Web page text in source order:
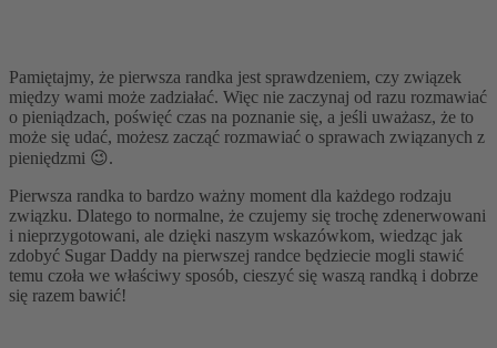
Pamiętajmy, że pierwsza randka jest sprawdzeniem, czy związek
między wami może zadziałać. Więc nie zaczynaj od razu rozmawiać
o pieniądzach, poświęć czas na poznanie się, a jeśli uważasz, że to
może się udać, możesz zacząć rozmawiać o sprawach związanych z
pieniędzmi 😉.
Pierwsza randka to bardzo ważny moment dla każdego rodzaju
związku. Dlatego to normalne, że czujemy się trochę zdenerwowani
i nieprzygotowani, ale dzięki naszym wskazówkom, wiedząc jak
zdobyć Sugar Daddy na pierwszej randce będziecie mogli stawić
temu czoła we właściwy sposób, cieszyć się waszą randką i dobrze
się razem bawić!